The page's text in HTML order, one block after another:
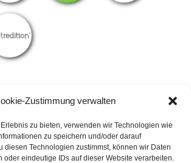
Zustimmung verwalten
zu bieten, verwenden wir Technologien wie
zu speichern und/oder darauf
diesen Technologien zustimmst, können wir Daten
oder eindeutige IDs auf dieser Website verarbeiten.